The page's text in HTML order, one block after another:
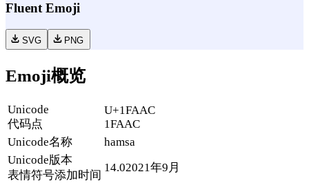
Fluent Emoji
SVG PNG
Emoji概览
Unicode
代码点
U+1FAAC
1FAAC
Unicode名称
hamsa
Unicode版本
表情符号添加时间
14.02021年9月